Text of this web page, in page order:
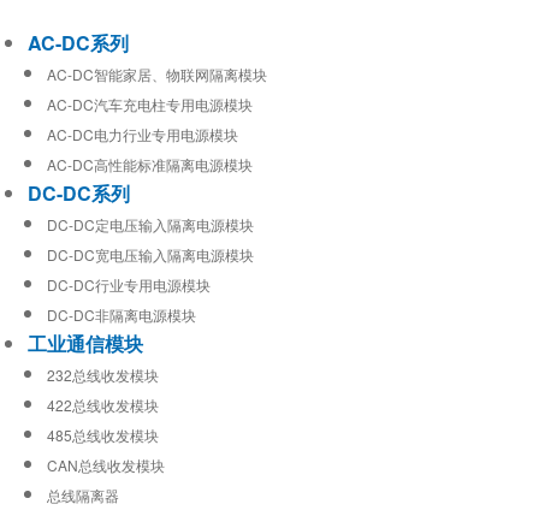
AC-DC系列
AC-DC智能家居、物联网隔离模块
AC-DC汽车充电柱专用电源模块
AC-DC电力行业专用电源模块
AC-DC高性能标准隔离电源模块
DC-DC系列
DC-DC定电压输入隔离电源模块
DC-DC宽电压输入隔离电源模块
DC-DC行业专用电源模块
DC-DC非隔离电源模块
工业通信模块
232总线收发模块
422总线收发模块
485总线收发模块
CAN总线收发模块
总线隔离器